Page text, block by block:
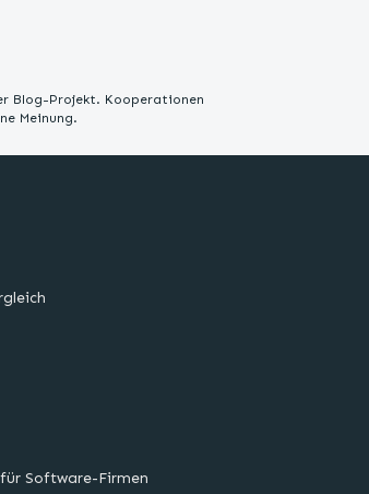
Blog-Projekt. Kooperationen
Meinung.
Software-Firmen